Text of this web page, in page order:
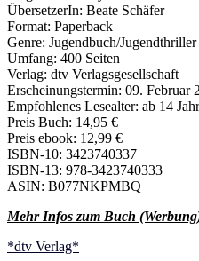
ÜbersetzerIn: Beate Schäfer
Format: Paperback
Genre: Jugendbuch/Jugendthriller
Umfang: 400 Seiten
Verlag: dtv Verlagsgesellschaft
Erscheinungstermin: 09. Februar
Empfohlenes Lesealter: ab 14
Preis Buch: 14,95 €
Preis ebook: 12,99 €
ISBN-10: 3423740337
ISBN-13: 978-3423740333
ASIN: B077NKPMBQ
Mehr Infos zum Buch
*dtv Verlag*